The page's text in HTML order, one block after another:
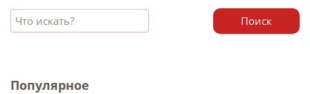
Поиск
Популярное